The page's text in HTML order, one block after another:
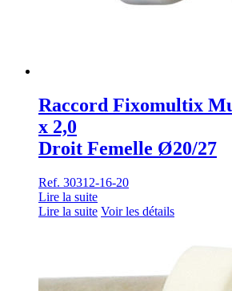
Raccord Fixomultix
x 2,0
Droit Femelle Ø20/27
Ref. 30312-16-20
Lire la suite
Lire la suite Voir les détails